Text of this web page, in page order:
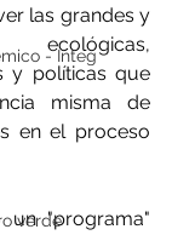
- Integ
verde
las grandes y
y políticas que
misma de
en el proceso
un "programa"